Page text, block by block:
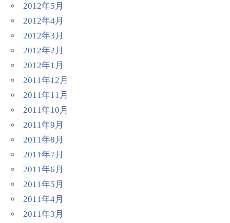
2012年5月
2012年4月
2012年3月
2012年2月
2012年1月
2011年12月
2011年11月
2011年10月
2011年9月
2011年8月
2011年7月
2011年6月
2011年5月
2011年4月
2011年3月